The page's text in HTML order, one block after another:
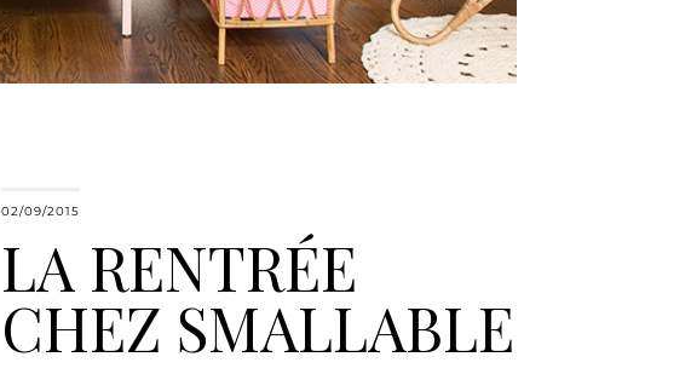
02/09/2015
LA RENTRÉE
CHEZ SMALLABLE